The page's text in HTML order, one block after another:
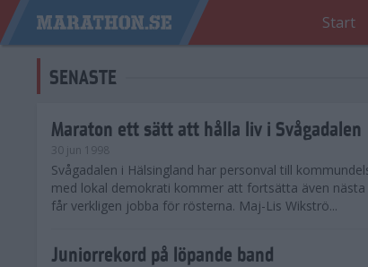
Start
SENASTE
Maraton ett sätt att hålla liv i Svågadalen
30 jun 1998
Svågadalen i Hälsingland har personval till
med lokal demokrati kommer att fortsätta även nästa
får verkligen jobba för rösterna. Maj-Lis Wikströ...
Juniorrekord på löpande band